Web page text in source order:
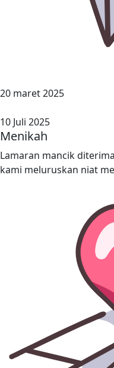
20 maret 2025
10 Juli 2025
Menikah
Lamaran mancik
kami meluruskan niat